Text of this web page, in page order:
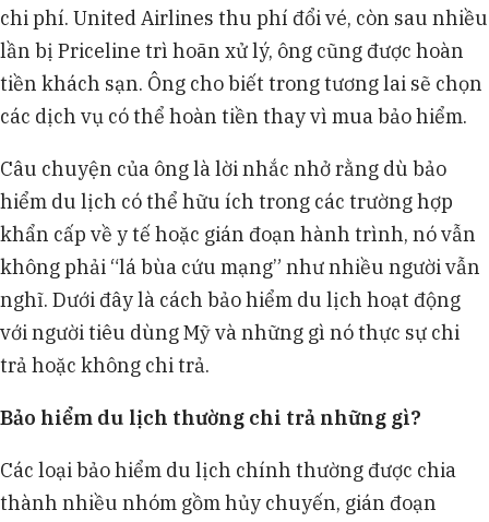
chi phí. United Airlines thu phí đổi vé, còn sau nhiều
lần bị Priceline trì hoãn xử lý, ông cũng được hoàn
tiền khách sạn. Ông cho biết trong tương lai sẽ chọn
các dịch vụ có thể hoàn tiền thay vì mua bảo hiểm.
Câu chuyện của ông là lời nhắc nhở rằng dù bảo
hiểm du lịch có thể hữu ích trong các trường hợp
khẩn cấp về y tế hoặc gián đoạn hành trình, nó vẫn
không phải “lá bùa cứu mạng” như nhiều người vẫn
nghĩ. Dưới đây là cách bảo hiểm du lịch hoạt động
với người tiêu dùng Mỹ và những gì nó thực sự chi
trả hoặc không chi trả.
Bảo hiểm du lịch thường chi trả những gì?
Các loại bảo hiểm du lịch chính thường được chia
thành nhiều nhóm gồm hủy chuyến, gián đoạn